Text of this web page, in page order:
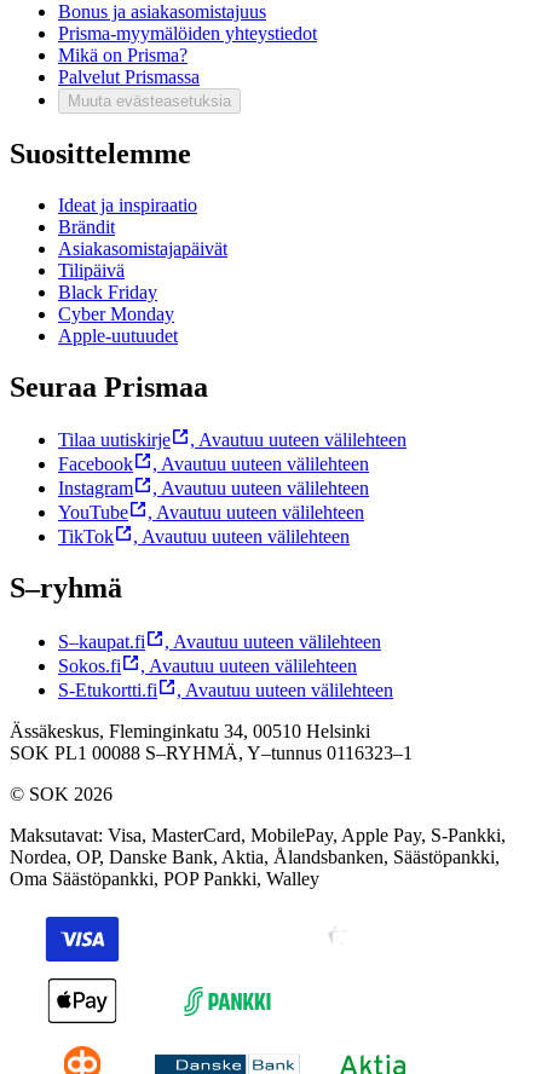
Bonus ja asiakasomistajuus
Prisma-myymälöiden yhteystiedot
Mikä on Prisma?
Palvelut Prismassa
Muuta evästeasetuksia
Suosittelemme
Ideat ja inspiraatio
Brändit
Asiakasomistajapäivät
Tilipäivä
Black Friday
Cyber Monday
Apple-uutuudet
Seuraa Prismaa
Tilaa uutiskirje , Avautuu uuteen välilehteen
Facebook
, Avautuu uuteen välilehteen
Instagram
, Avautuu uuteen välilehteen
YouTube
, Avautuu uuteen välilehteen
TikTok
, Avautuu uuteen välilehteen
S–ryhmä
S–kaupat.fi , Avautuu uuteen välilehteen
Sokos.fi
, Avautuu uuteen välilehteen
S-Etukortti.fi
, Avautuu uuteen välilehteen
Ässäkeskus, Fleminginkatu 34, 00510 Helsinki
SOK PL1 00088 S–RYHMÄ, Y–tunnus 0116323–1
© SOK 2026
Maksutavat: Visa, MasterCard, MobilePay, Apple Pay, S-Pankki,
Nordea, OP, Danske Bank, Aktia, Ålandsbanken, Säästöpankki,
Oma Säästöpankki, POP Pankki, Walley